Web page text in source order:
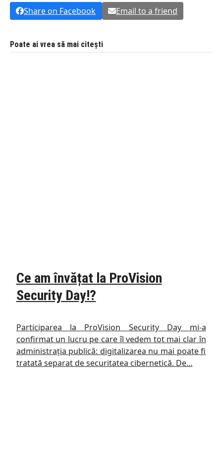
Share on Facebook Email to a friend
Poate ai vrea să mai citești
Ce am învățat la ProVision
Security Day!?
Participarea la ProVision Security Day mi-a
confirmat un lucru pe care îl vedem tot mai clar în
administrația publică: digitalizarea nu mai poate fi
tratată separat de securitatea cibernetică. De…